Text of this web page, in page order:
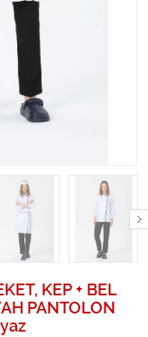
KEP + BEL
PANTOLON